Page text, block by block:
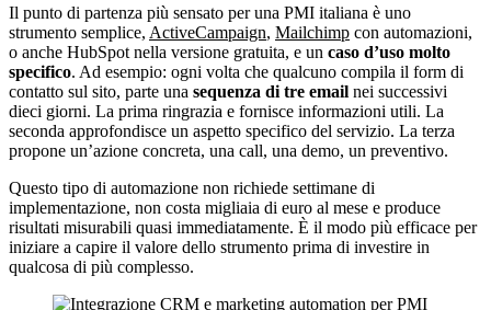
Il punto di partenza più sensato per una PMI italiana è uno
strumento semplice, ActiveCampaign, Mailchimp con automazioni,
o anche HubSpot nella versione gratuita, e un caso d’uso molto
specifico. Ad esempio: ogni volta che qualcuno compila il form di
contatto sul sito, parte una sequenza di tre email nei successivi
dieci giorni. La prima ringrazia e fornisce informazioni utili. La
seconda approfondisce un aspetto specifico del servizio. La terza
propone un’azione concreta, una call, una demo, un preventivo.
Questo tipo di automazione non richiede settimane di
implementazione, non costa migliaia di euro al mese e produce
risultati misurabili quasi immediatamente. È il modo più efficace per
iniziare a capire il valore dello strumento prima di investire in
qualcosa di più complesso.